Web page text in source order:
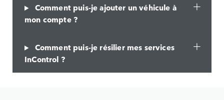
Comment puis-je ajouter un véhicule à
mon compte ?
Comment puis-je résilier mes services
InControl ?